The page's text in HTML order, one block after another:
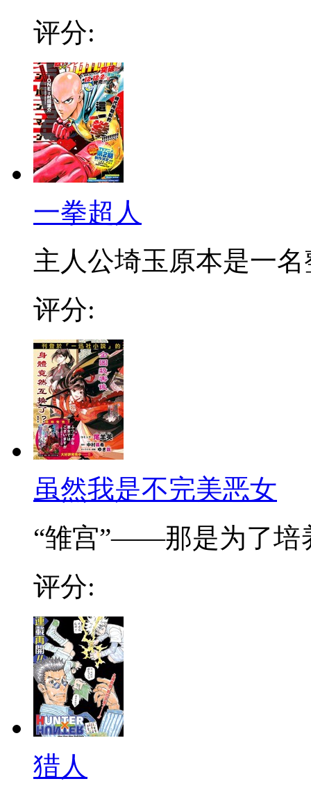
评分:
一拳超人
主人公埼玉原本是一名
评分:
虽然我是不完美恶女
“雏宫”——那是为了培
评分:
猎人